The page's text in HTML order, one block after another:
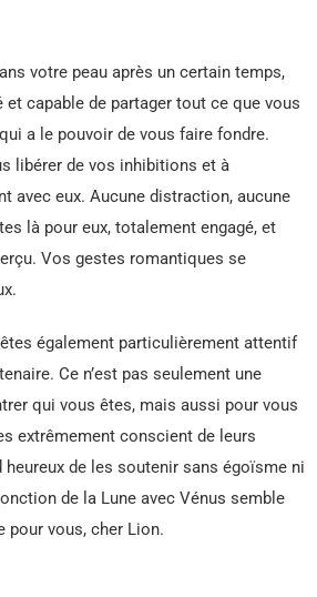
votre peau après un certain temps,
capable de partager tout ce que vous
a le pouvoir de vous faire fondre.
libérer de vos inhibitions et à
avec eux. Aucune distraction, aucune
là pour eux, totalement engagé, et
Vos gestes romantiques se
également particulièrement attentif
Ce n’est pas seulement une
qui vous êtes, mais aussi pour vous
extrêmement conscient de leurs
heureux de les soutenir sans égoïsme ni
de la Lune avec Vénus semble
pour vous, cher Lion.